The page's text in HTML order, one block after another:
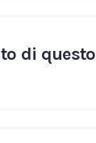
di questo